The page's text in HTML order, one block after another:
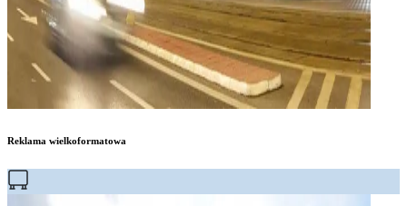
Reklama wielkoformatowa